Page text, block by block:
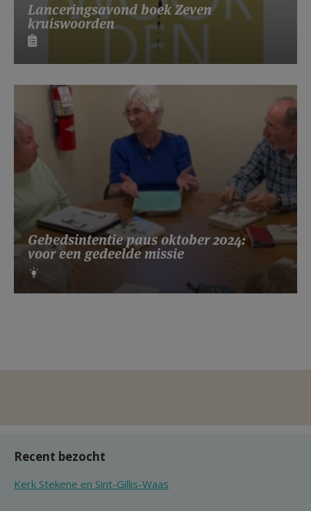
Lanceringsavond boek Zeven
kruiswoorden
Gebedsintentie paus oktober 2024:
voor een gedeelde missie
Recent bezocht
Kerk Stekene en Sint-Gillis-Waas